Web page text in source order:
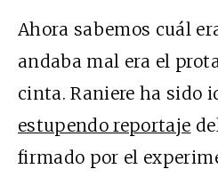
Ahora sabemos cuál
andaba mal era el
cinta. Raniere ha sido
estupendo reportaje
firmado por el